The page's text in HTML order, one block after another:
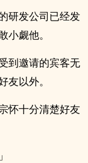
研发公司已经发
小觑他。
到邀请的宾客无
以外。
怀十分清楚好友